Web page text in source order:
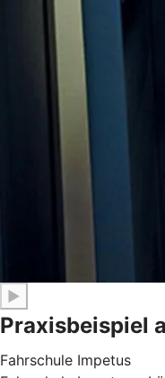
▶
Praxisbeispiel
Fahrschule Impetus